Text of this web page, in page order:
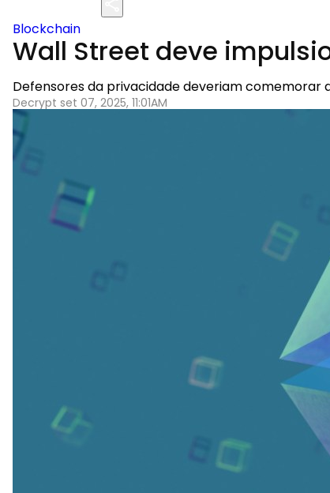
Blockchain
Wall Street deve
Defensores da privacidade deveriam comemorar
Decrypt set 07, 2025, 11:01AM